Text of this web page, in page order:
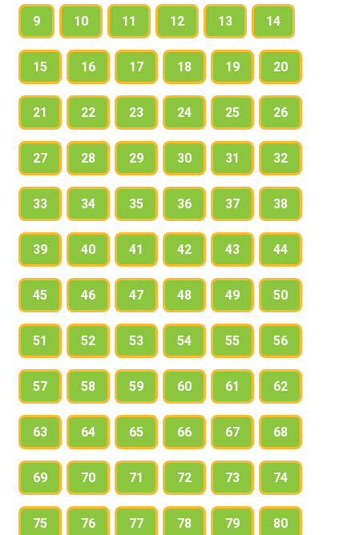
9 10 11 12 13 14
15 16 17 18 19 20
21 22 23 24 25 26
27 28 29 30 31 32
33 34 35 36 37 38
39 40 41 42 43 44
45 46 47 48 49 50
51 52 53 54 55 56
57 58 59 60 61 62
63 64 65 66 67 68
69 70 71 72 73 74
75 76 77 78 79 80